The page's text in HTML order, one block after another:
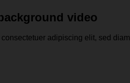
video
consectetuer adipiscing elit, sed